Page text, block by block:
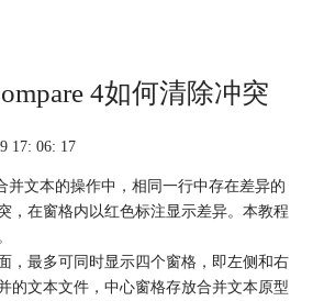
4如何清除冲突
17: 06: 17
并文本的操作中，相同一行中存在差异的
，在窗格内以红色标注显示差异。本教程
，最多可同时显示四个窗格，即左侧和右
的文本文件，中心窗格存放合并文本原型